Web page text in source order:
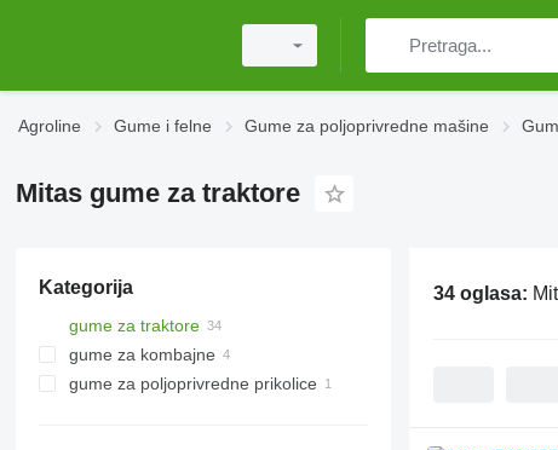
Agroline Gume i felne Gume za poljoprivredne mašine
Mitas gume za traktore
Kategorija
gume za traktore
gume za kombajne
gume za poljoprivredne prikolice
34 oglasa: